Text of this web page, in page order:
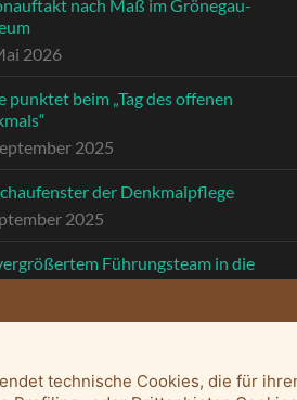
nach Maß im Grönegau-
2026
punktet beim „Tag des offenen
2025
der Denkmalpflege
2025
Führungsteam in die
technische Cookies, die für